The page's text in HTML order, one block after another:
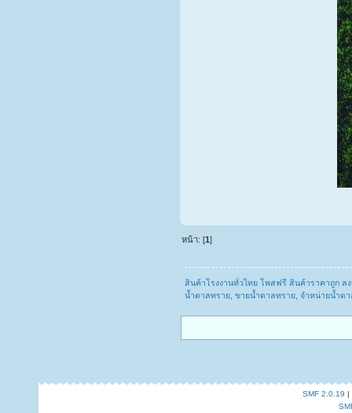
หน้า: [1]
สินค้าโรงงานทั่วไทย โพสฟรี สินค้าราคาถูก ล
น้ำตาลทราย, ขายน้ำตาลทราย, จำหน่ายน้ำต
SMF 2.0.19 |